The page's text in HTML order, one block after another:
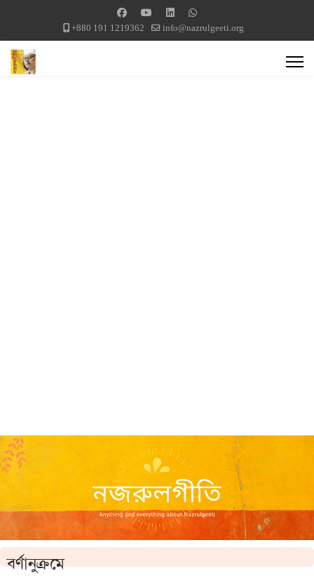
+880 191 1219362 info@nazrulgeeti.org
বর্ণানুক্রমে